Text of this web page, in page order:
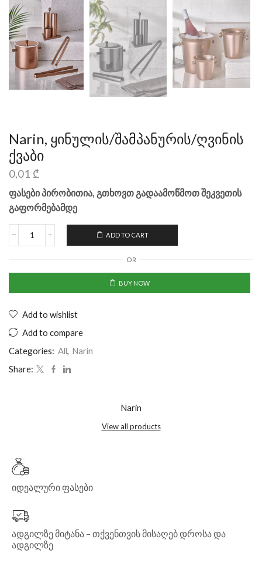
Narin, ყინულის/შამპანურის/ღვინის
ქვაბი
0,01 ₾
ფასები პირობითია, გთხოვთ გადაამოწმოთ შეკვეთის
გაფორმებამდე
ADD TO CART
OR
BUY NOW
Add to wishlist
Add to compare
Categories: All, Narin
Share:
Narin
View all products
იდეალური ფასები
ადგილზე მიტანა – თქვენთვის მისაღებ დროსა და
ადგილზე